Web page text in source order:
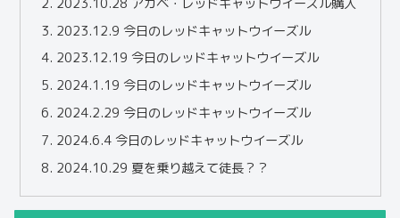
2023.12.9 今日のレッドキャットウイーズル
2023.12.19 今日のレッドキャットウイーズル
2024.1.19 今日のレッドキャットウイーズル
2024.2.29 今日のレッドキャットウイーズル
2024.6.4 今日のレッドキャットウイーズル
2024.10.29 夏を乗り越えて徒長？？